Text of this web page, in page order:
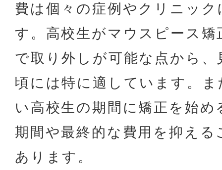
費は個々の症例やクリニッ
す。高校生がマウスピース矯
で取り外しが可能な点から
頃には特に適しています。
い高校生の期間に矯正を始
期間や最終的な費用を抑え
あります。